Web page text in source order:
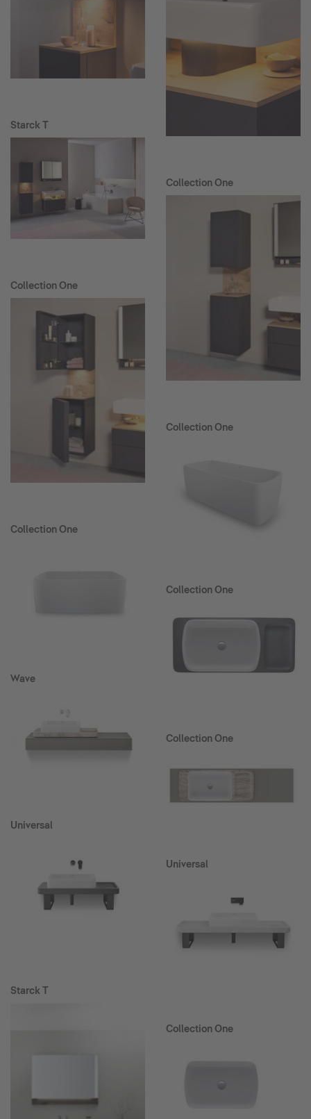
Starck T
Collection One
Collection One
Wave
Universal
Starck T
Collection One
Collection One
Collection One
Collection One
Universal
Collection One